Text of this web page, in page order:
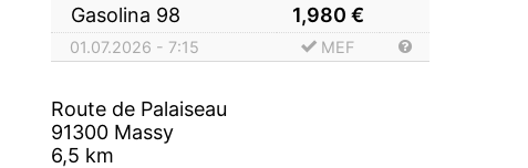
Gasolina 98 1,980 €
01.07.2026 - 7:15 MEF
Route de Palaiseau
91300 Massy
6,5 km